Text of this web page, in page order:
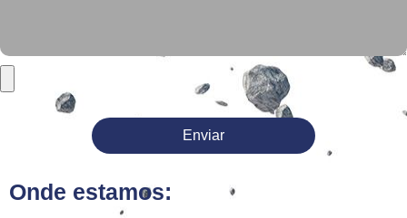
Enviar
Onde estamos: